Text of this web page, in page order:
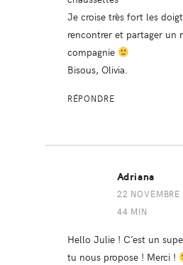
Je croise très fort les
rencontrer et partager un
compagnie
Bisous, Olivia.
RÉPONDRE
Adriana
22
44 MIN
Hello Julie ! C’est un
tu nous propose ! Merci !